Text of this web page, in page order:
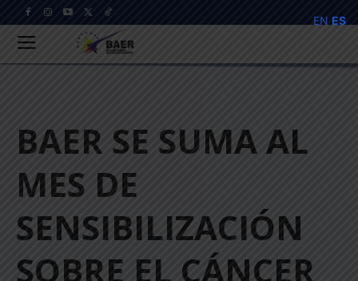
BAER SE SUMA AL
MES DE
SENSIBILIZACIÓN
SOBRE EL CÁNCER
EN ES